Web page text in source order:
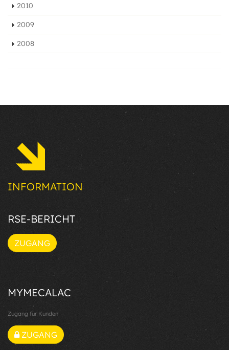
2010
2009
2008
INFORMATION
RSE-BERICHT
ZUGANG
MYMECALAC
Zugang für Kunden
ZUGANG